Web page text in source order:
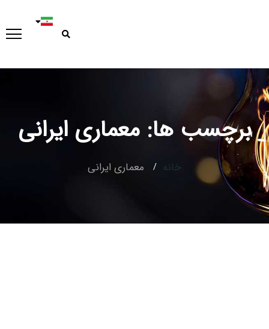
Type and hit enter
برچسب ها: معماری ایرانی
خانه معماری ایرانی